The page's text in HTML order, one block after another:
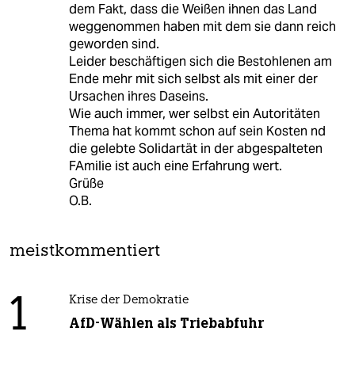
dem Fakt, dass die Weißen ihnen das Land
weggenommen haben mit dem sie dann reich
geworden sind.
Leider beschäftigen sich die Bestohlenen am
Ende mehr mit sich selbst als mit einer der
Ursachen ihres Daseins.
Wie auch immer, wer selbst ein Autoritäten
Thema hat kommt schon auf sein Kosten nd
die gelebte Solidartät in der abgespalteten
FAmilie ist auch eine Erfahrung wert.
Grüße
O.B.
meistkommentiert
1 Krise der Demokratie
AfD-Wählen als Triebabfuhr